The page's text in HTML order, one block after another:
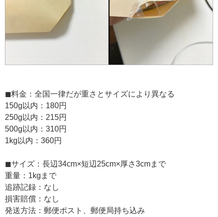
◼︎料金：全国一律だが重さとサイズにより異なる
150g以内：180円
250g以内：215円
500g以内：310円
1kg以内：360円
◼︎サイズ：長辺34cm×短辺25cm×厚さ3cmまで
重量：1kgまで
追跡記録：なし
損害賠償：なし
発送方法：郵便ポスト、郵便局持ち込み